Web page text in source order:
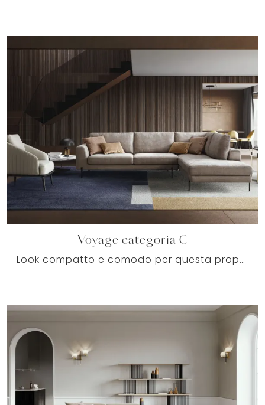
Voyage categoria C
Look compatto e comodo per questa proposta di qualità, una tra molteplici divani ad angolo in tessuto di Le Comfort, sempre in materiali pregiati.